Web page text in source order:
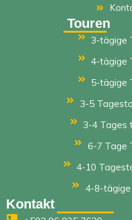
Touren
3-tägige
4-tägige
5-tägige
3-5
3-4 Tages
6-7 Tage
4-10
4-8-tägige
Kontakt